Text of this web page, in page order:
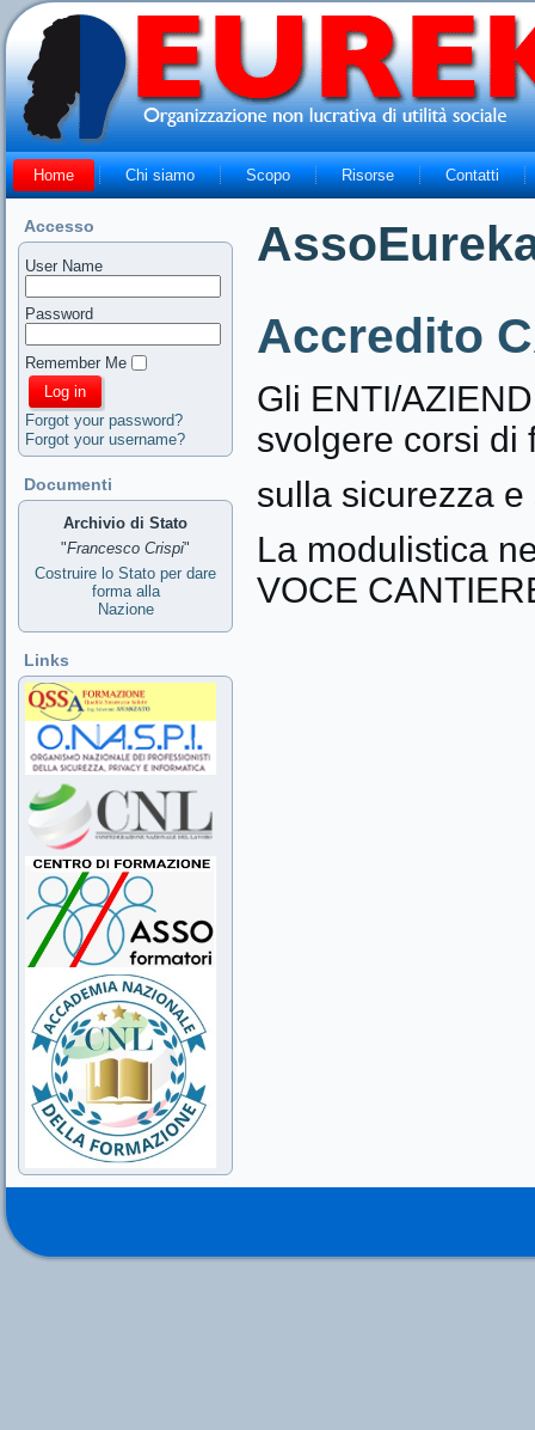
Home Chi siamo Scopo Risorse Contatti
Accesso
User Name
Password
Remember Me
Forgot your password?
Forgot your username?
Documenti
Archivio di Stato
"Francesco Crispi"
Costruire lo Stato per dare
forma alla
Nazione
Links
Accredito
Gli ENTI/
svolgere corsi di
sulla sicurezza
La modulistica
VOCE